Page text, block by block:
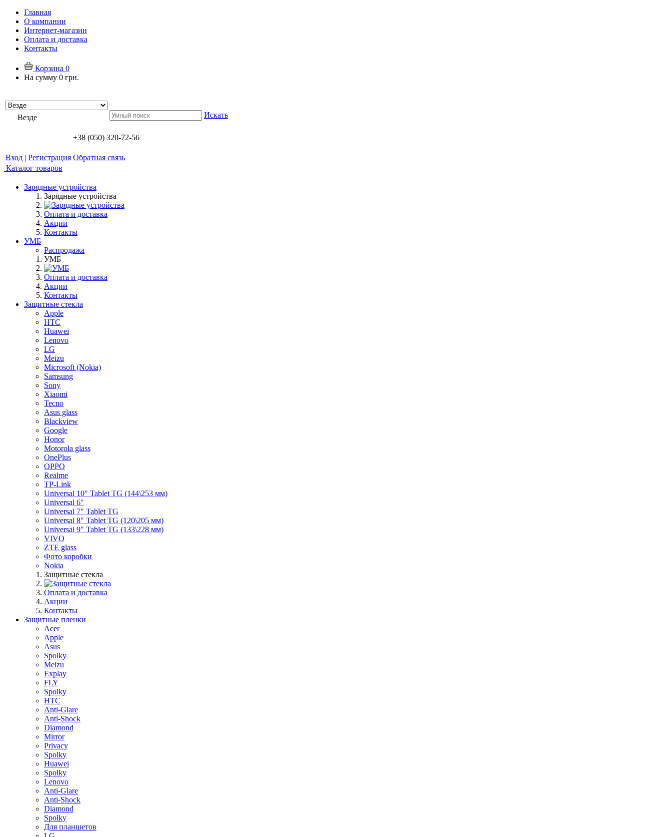
Главная
О компании
Интернет-магазин
Оплата и доставка
Контакты
Корзина 0
На сумму 0 грн.
Везде Искать
+38 (050) 320-72-56
Вход | Регистрация Обратная связь
Каталог товаров
Зарядные устройства
Зарядные устройства
Оплата и доставка
Акции
Контакты
УМБ
Распродажа
УМБ
Оплата и доставка
Акции
Контакты
Защитные стекла
Apple
HTC
Huawei
Lenovo
LG
Meizu
Microsoft (Nokia)
Samsung
Sony
Xiaomi
Tecno
Asus glass
Blackview
Google
Honor
Motorola glass
OnePlus
OPPO
Realme
TP-Link
Universal 10" Tablet TG (144\253 мм)
Universal 6"
Universal 7" Tablet TG
Universal 8" Tablet TG (120\205 мм)
Universal 9" Tablet TG (133\228 мм)
VIVO
ZTE glass
Фото коробки
Nokia
Защитные стекла
Оплата и доставка
Акции
Контакты
Защитные пленки
Acer
Apple
Asus
Spolky
Meizu
Explay
FLY
Spolky
HTC
Anti-Glare
Anti-Shock
Diamond
Mirror
Privacy
Spolky
Huawei
Spolky
Lenovo
Anti-Glare
Anti-Shock
Diamond
Spolky
Для планшетов